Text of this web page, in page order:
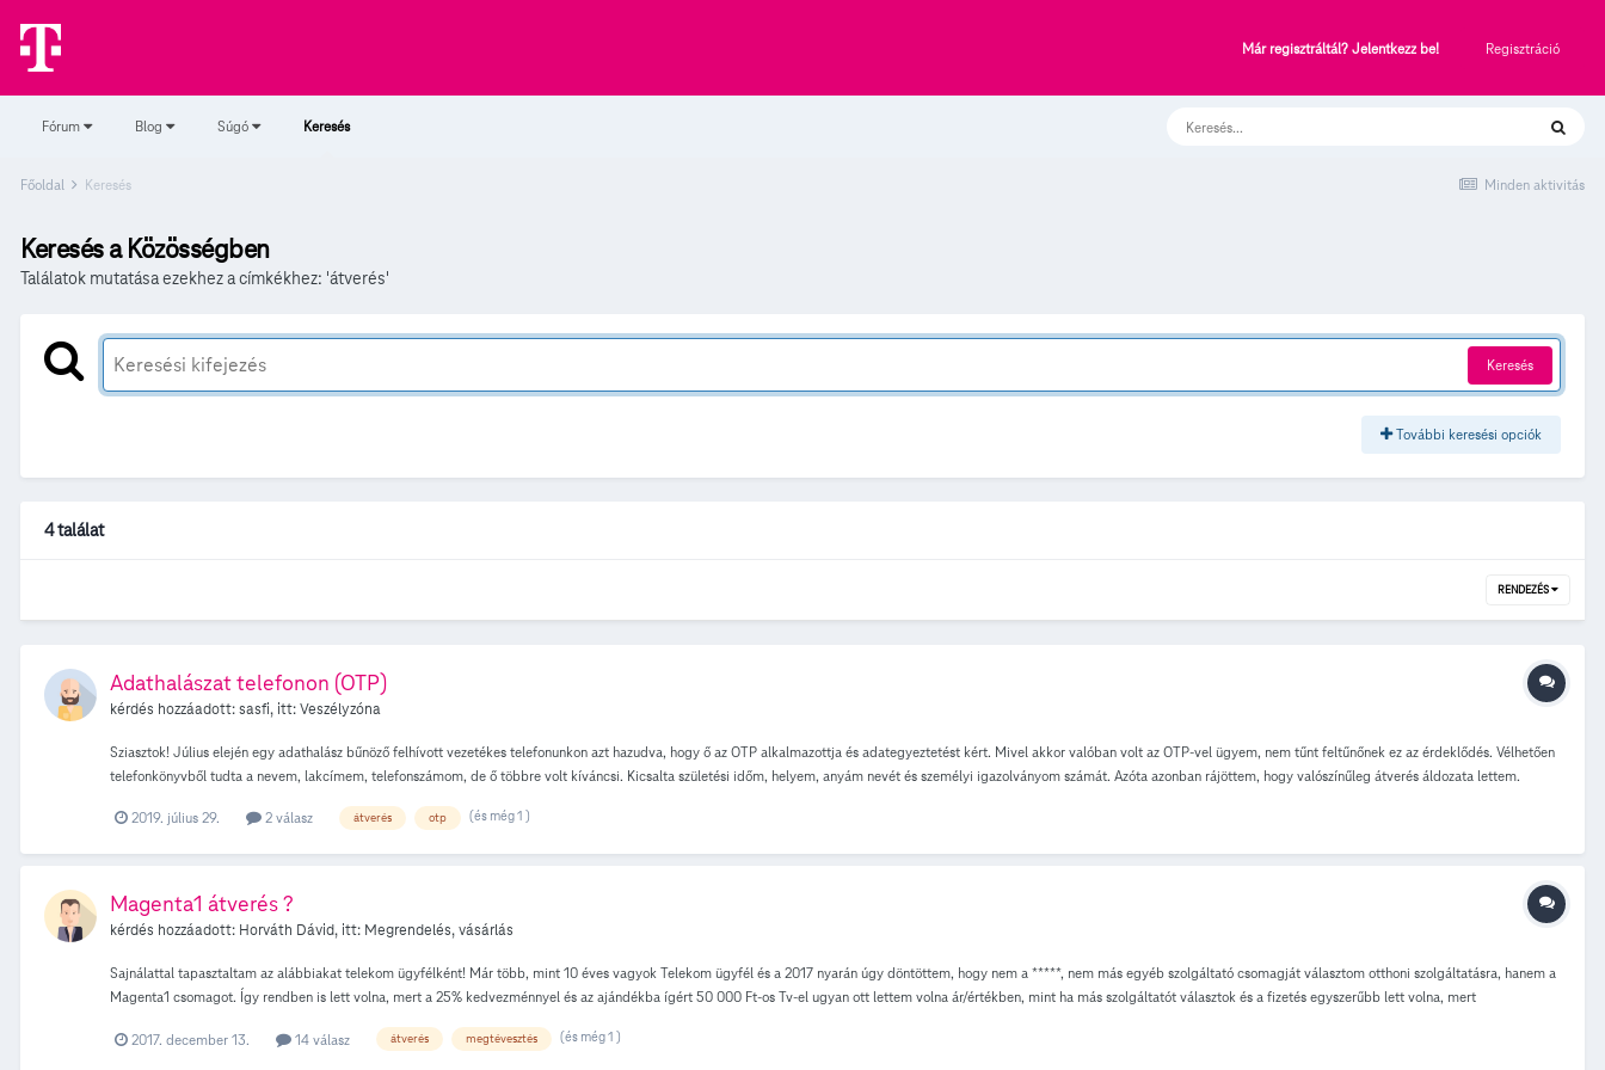
Már regisztráltál? Jelentkezz be! Regisztráció
Fórum Blog Súgó Keresés
Minden aktivitás
Főoldal Keresés
Keresés a Közösségben
Találatok mutatása ezekhez a címkékhez: 'átverés'
Keresés
További keresési opciók
4 találat
RENDEZÉS
Adathalászat telefonon (OTP)
kérdés hozzáadott:sasfi, itt:Veszélyzóna
Sziasztok! Július elején egy adathalász bűnöző felhívott vezetékes telefonunkon azt hazudva, hogy ő az OTP alkalmazottja és adategyeztetést kért. Mivel akkor valóban volt az OTP-vel ügyem, nem tűnt feltűnőnek ez az érdeklődés. Vélhetően
telefonkönyvből tudta a nevem, lakcímem, telefonszámom, de ő többre volt kíváncsi. Kicsalta születési időm, helyem, anyám nevét és személyi igazolványom számát. Azóta azonban rájöttem, hogy valószínűleg átverés áldozata lettem.
feljelentést tenni ismeretlen tettes/ek ellen?, személyesen bejelenteni az OTP-nél?) Előre is köszönöm!
2019. július 29. 2 válasz átverés otp (és még 1 )
Magenta1 átverés ?
kérdés hozzáadott: Horváth Dávid, itt: Megrendelés, vásárlás
Sajnálattal tapasztaltam az alábbiakat telekom ügyfélként! Már több, mint 10 éves vagyok Telekom ügyfél és a 2017 nyarán úgy döntöttem, hogy nem a *****, nem más egyéb szolgáltató csomagját választom otthoni szolgáltatásra, hanem a
Magenta1 csomagot. Így rendben is lett volna, mert a 25% kedvezménnyel és az ajándékba ígért 50 000 Ft-os Tv-el ugyan ott lettem volna ár/értékben, mint ha más szolgáltatót választok és a fizetés egyszerűbb lett volna, mert
személyesen a pécsi Árkádban található Telekom üzletben, hogy milyen lehetőségek elérhetőek számomra. Mondta a fiatal srác, hogy ez meg ez nagyon jó, mert így akkor Tv-internet-telefon-mobil minden egy csomagban lesz és még 50
2017. december 13. 14 válasz átverés megtévesztés (és még 1 )